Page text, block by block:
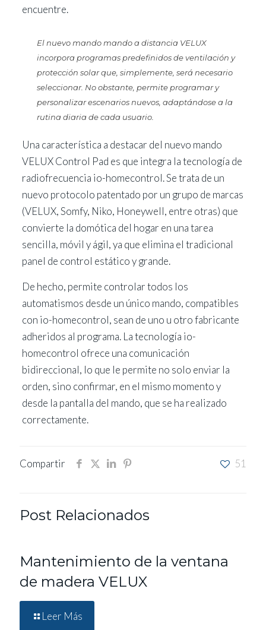
encuentre.
El nuevo mando mando a distancia VELUX
incorpora programas predefinidos de ventilación y
protección solar que, simplemente, será necesario
seleccionar. No obstante, permite programar y
personalizar escenarios nuevos, adaptándose a la
rutina diaria de cada usuario.
Una característica a destacar del nuevo mando
VELUX Control Pad es que integra la tecnología de
radiofrecuencia io-homecontrol. Se trata de un
nuevo protocolo patentado por un grupo de marcas
(VELUX, Somfy, Niko, Honeywell, entre otras) que
convierte la domótica del hogar en una tarea
sencilla, móvil y ágil, ya que elimina el tradicional
panel de control estático y grande.
De hecho, permite controlar todos los
automatismos desde un único mando, compatibles
con io-homecontrol, sean de uno u otro fabricante
adheridos al programa. La tecnología io-
homecontrol ofrece una comunicación
bidireccional, lo que le permite no solo enviar la
orden, sino confirmar, en el mismo momento y
desde la pantalla del mando, que se ha realizado
correctamente.
Compartir 51
Post Relacionados
Mantenimiento de la ventana
de madera VELUX
Leer Más